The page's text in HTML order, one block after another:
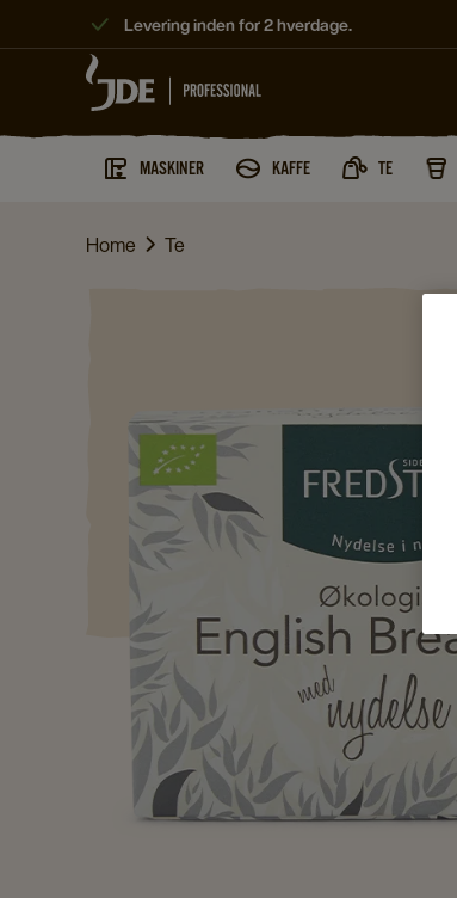
Levering inden for 2 hverdage.
MASKINER KAFFE TE
Home Te